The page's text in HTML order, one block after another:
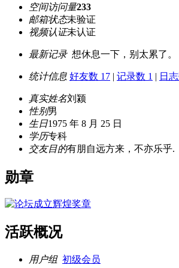
空间访问量233
邮箱状态未验证
视频认证未认证
最新记录 想休息一下，别太累了。
统计信息 好友数 17 | 记录数 1 | 日
真实姓名刘颍
性别男
生日1975 年 8 月 25 日
学历专科
交友目的有朋自远方来，不亦乐乎.
勋章
活跃概况
用户组 初级会员